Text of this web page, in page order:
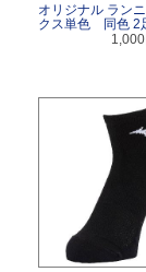
オリジナル ラン
クス単色 同色 2
1,000